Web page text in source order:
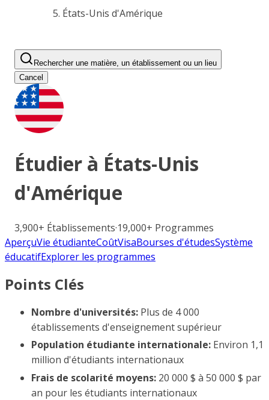
États-Unis d'Amérique
Rechercher une matière, un établissement ou un lieu
Cancel
Étudier à États-Unis
d'Amérique
3,900+ Établissements·19,000+ Programmes
AperçuVie étudianteCoûtVisaBourses d'étudesSystème
éducatifExplorer les programmes
Points Clés
Nombre d'universités: Plus de 4 000
établissements d'enseignement supérieur
Population étudiante internationale: Environ 1,1
million d'étudiants internationaux
Frais de scolarité moyens: 20 000 $ à 50 000 $ par
an pour les étudiants internationaux